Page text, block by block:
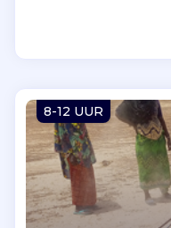
8-12 UUR